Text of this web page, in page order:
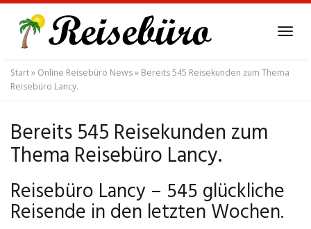
main
content
Start» Online Reisebüro News» Bereits 545 Reisekunden zum Thema
Reisebüro Lancy.
Bereits 545 Reisekunden zum
Thema Reisebüro Lancy.
Reisebüro Lancy – 545 glückliche
Reisende in den letzten Wochen.